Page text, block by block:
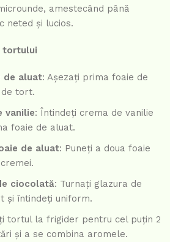
amestecând până
neted și lucios.
tortului
de aluat: Așezați prima foaie de
tort.
vanilie: Întindeți crema de vanilie
foaie de aluat.
de aluat: Puneți a doua foaie
ciocolată: Turnați glazura de
și întindeți uniform.
tortul la frigider pentru cel puțin 2
și a se combina aromele.